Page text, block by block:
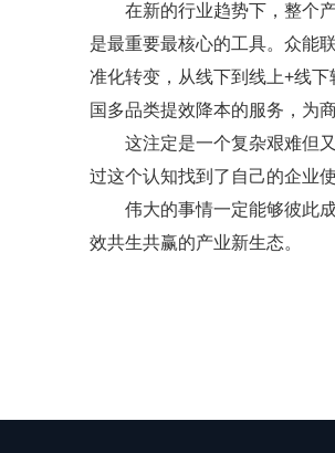
在新的行业趋势下，整个
是最重要最核心的工具。众能
准化转变，从线下到线上+线下
国多品类提效降本的服务，为
这注定是一个复杂艰难但
过这个认知找到了自己的企业
伟大的事情一定能够彼此
效共生共赢的产业新生态。